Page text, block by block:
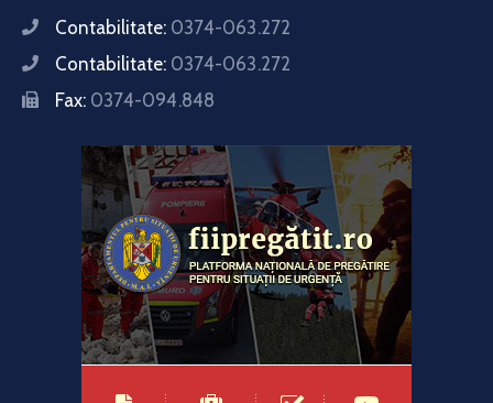
Contabilitate: 0374-063.272
Contabilitate: 0374-063.272
Fax: 0374-094.848